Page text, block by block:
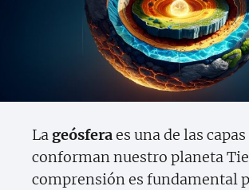
La geósferaes una de las capas
conforman nuestro planeta
comprensión es fundamental